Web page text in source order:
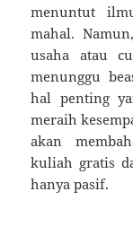
menuntut
mahal.
usaha atau
menunggu
hal penting
meraih
akan
kuliah gratis
hanya pasif.